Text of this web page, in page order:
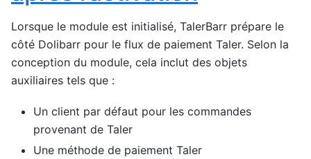
Lorsque le module est initialisé, TalerBarr prépare le
côté Dolibarr pour le flux de paiement Taler. Selon la
conception du module, cela inclut des objets
auxiliaires tels que :
Un client par défaut pour les commandes
provenant de Taler
Une méthode de paiement Taler